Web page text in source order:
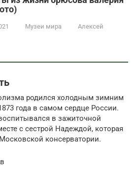
Музеи мира
Алексей
родился холодным зимним
года в самом сердце России.
в зажиточной
с сестрой Надеждой, которая
консерватории.